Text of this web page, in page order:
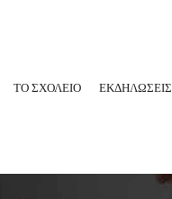
ΤΟ ΣΧΟΛΕΙΟ ΕΚΔΗΛΩΣΕΙΣ